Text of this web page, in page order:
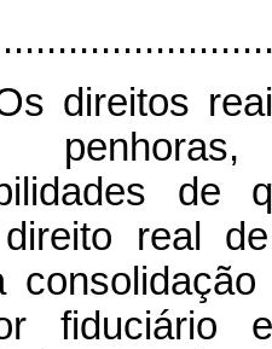
direitos
de
real
fiduciário